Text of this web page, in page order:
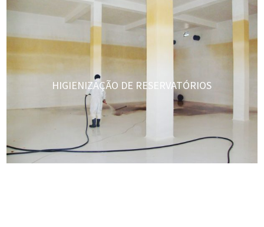
HIGIENIZAÇÃO DE RESERVATÓRIOS